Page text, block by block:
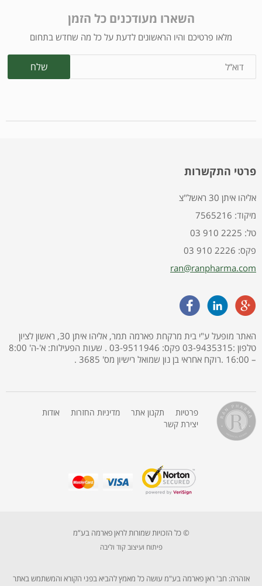
השארו מעודכנים כל הזמן
מלאו פרטיכם והיו הראשונים לדעת על כל מה שחדש בתחום
פרטי התקשרות
אליהו איתן 30 ראשל"צ
7565216 :מיקוד
03 910 2225 :טל
03 910 2226 :פקס
ran@ranpharma.com
האתר מופעל ע"י בית מרקחת פארמה תמר, אליהו איתן 30, ראשון לציון
טלפון :03-9435315 פקס: 03-9511946 . שעות הפעילות: א'-ה' 8:00
– 16:00 .רוקח אחראי בן נון שמואל רישיון מס' 3685 .
פרטיות תקנון אתר מדיניות החזרות
אודות
יצירת קשר
© כל הזכויות שמורות לראן פארמה בע”מ
פיתוח ועיצוב קוד וליבה
אזהרה: חב' ראן פארמה בע"מ עושה כל מאמץ להביא בפני הקורא והמשתמש באתר